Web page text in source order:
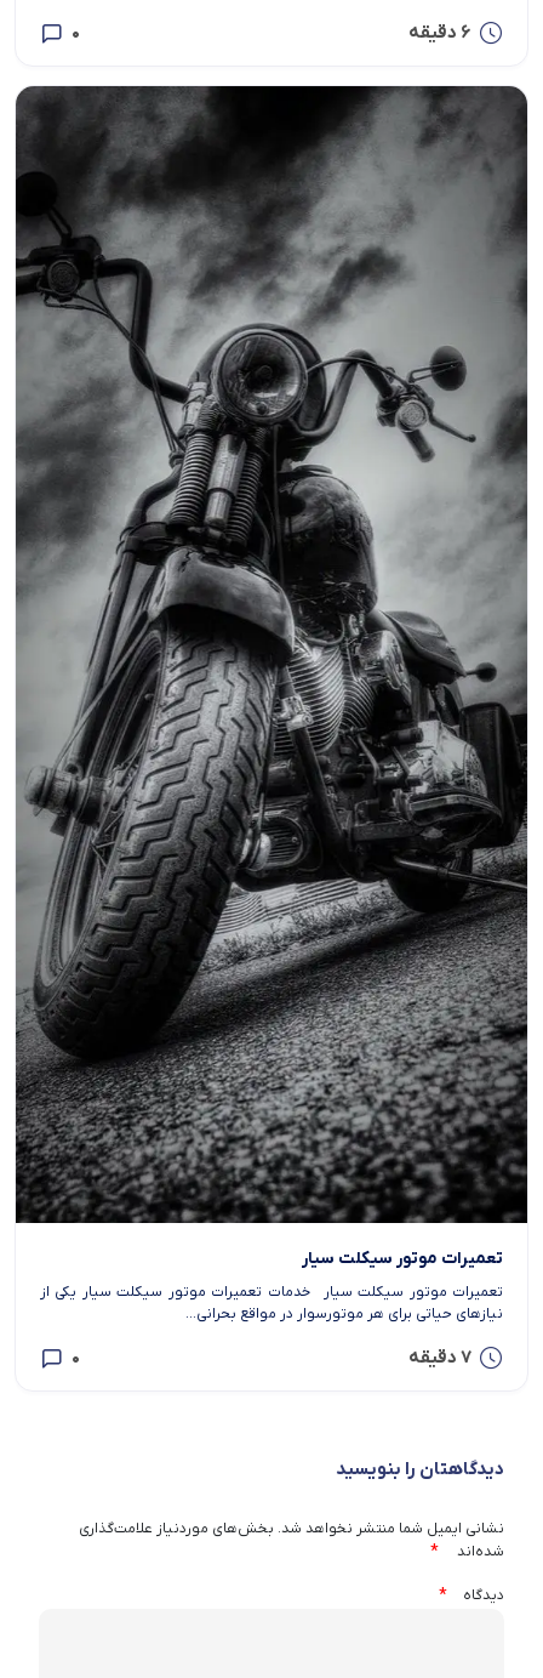
6 دقیقه 0
تعمیرات موتور سیکلت سیار
تعمیرات موتور سیکلت سیار خدمات تعمیرات موتور سیکلت سیار یکی از
نیازهای حیاتی برای هر موتورسوار در مواقع بحرانی...
7 دقیقه 0
دیدگاهتان را بنویسید
نشانی ایمیل شما منتشر نخواهد شد. بخش‌های موردنیاز علامت‌گذاری
شده‌اند
*
دیدگاه *